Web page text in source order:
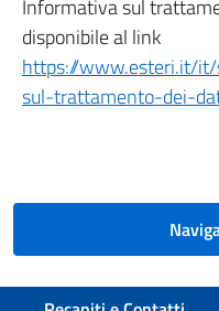
Informativa sul
disponibile al link
https://www.esteri.it/
sul-trattamento-dei-